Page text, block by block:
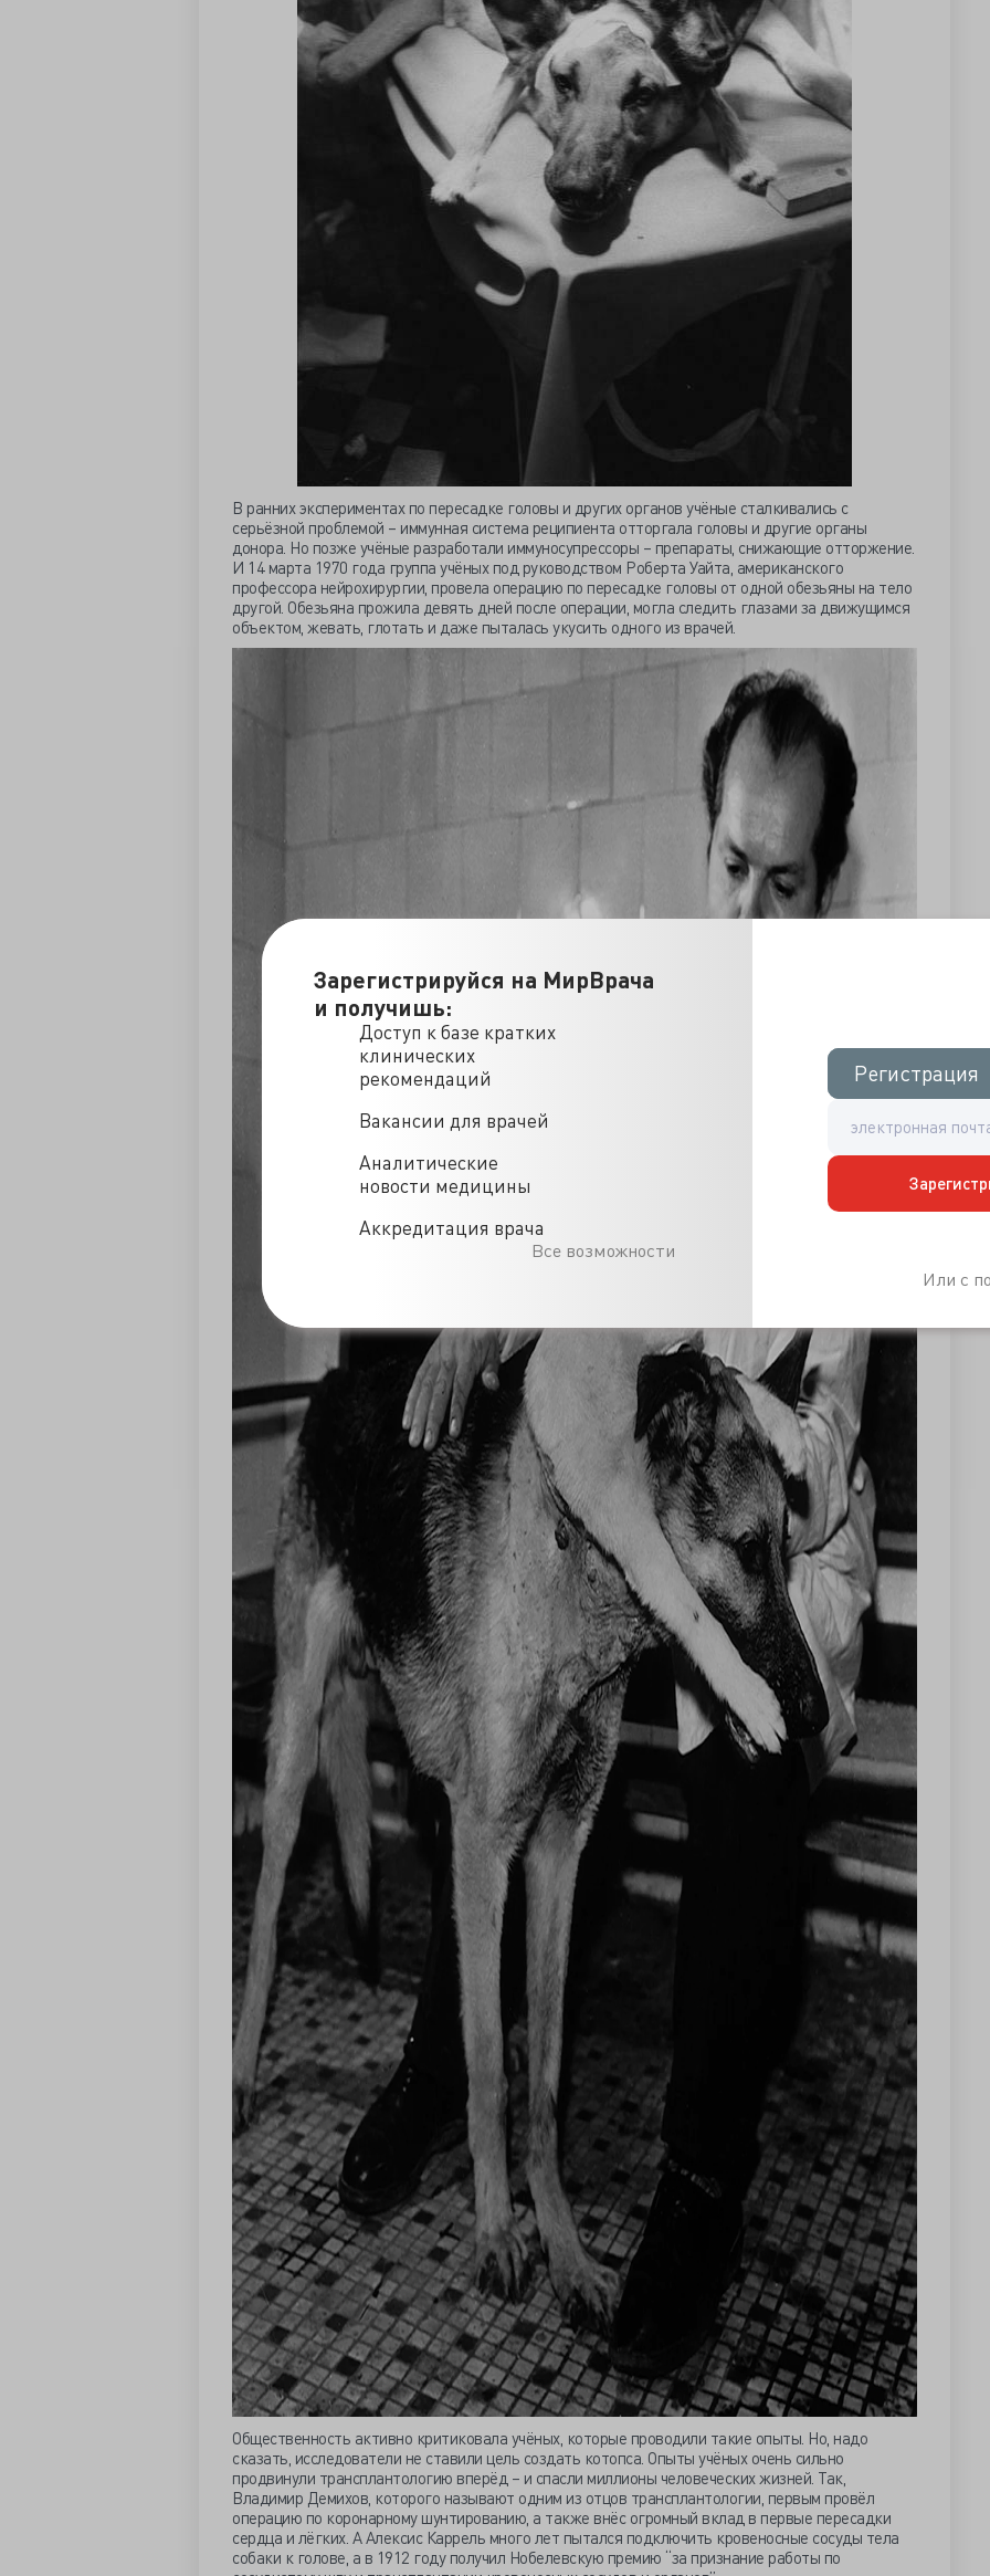
Зарегистрируйся на МирВрача
и получишь:
Доступ к базе кратких
клинических
рекомендаций
Вакансии для врачей
Аналитические
новости медицины
Аккредитация врача
Все возможности
Регистрация
Регистрация
Или с
В ранних экспериментах по пересадке головы и других органов учёные сталкивались с
серьёзной проблемой – иммунная система реципиента отторгала головы и другие органы
донора. Но позже учёные разработали иммуносупрессоры – препараты, снижающие отторжение.
И 14 марта 1970 года группа учёных под руководством Роберта Уайта, американского
профессора нейрохирургии, провела операцию по пересадке головы от одной обезьяны на тело
другой. Обезьяна прожила девять дней после операции, могла следить глазами за движущимся
объектом, жевать, глотать и даже пыталась укусить одного из врачей.
Общественность активно критиковала учёных, которые проводили такие опыты. Но, надо
сказать, исследователи не ставили цель создать котопса. Опыты учёных очень сильно
продвинули трансплантологию вперёд – и спасли миллионы человеческих жизней. Так,
Владимир Демихов, которого называют одним из отцов трансплантологии, первым провёл
операцию по коронарному шунтированию, а также внёс огромный вклад в первые пересадки
сердца и лёгких. А Алексис Каррель много лет пытался подключить кровеносные сосуды тела
собаки к голове, а в 1912 году получил Нобелевскую премию “за признание работы по